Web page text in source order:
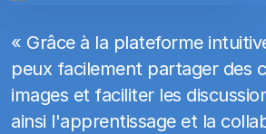
« Grâce à la plateforme
peux facilement partager des
images et faciliter les
ainsi l'apprentissage et la